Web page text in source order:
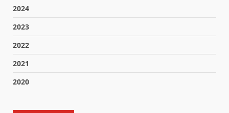
2024
2023
2022
2021
2020